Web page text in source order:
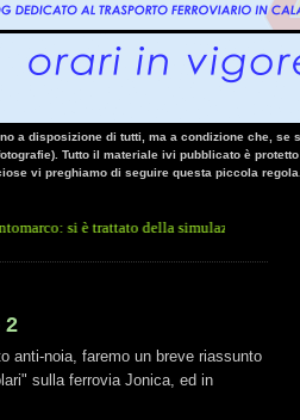
a disposizione di tutti, ma a condizione che, se
Tutto il materiale ivi pubblicato è
vi preghiamo di seguire questa piccola
trattato della simulazione di criticità,
2
anti-noia, faremo un breve riassunto
sulla ferrovia Jonica, ed in